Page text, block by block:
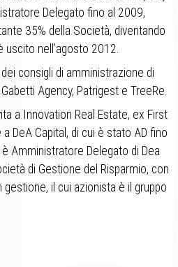
Delegato fino al 2009,
35% della Società, diventando
uscito nell’agosto 2012.
consigli di amministrazione di
Agency, Patrigest e TreeRe.
a Innovation Real Estate, ex First
DeA Capital, di cui è stato AD fino
Amministratore Delegato di Dea
di Gestione del Risparmio, con
il cui azionista è il gruppo